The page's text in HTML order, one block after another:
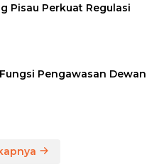
Pisau Perkuat Regulasi
Pengawasan Dewan